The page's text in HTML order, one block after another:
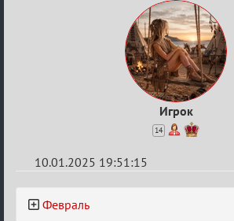
Игрок
14
10.01.2025 19:51:15
Re: Февраль